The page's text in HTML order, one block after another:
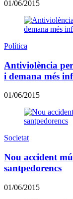
01/06/2015
Política
Antiviolència
i demana més
01/06/2015
Societat
Nou accident
santpedorencs
01/06/2015